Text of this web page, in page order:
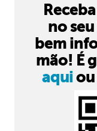
no
bem
mão! É
aquiou